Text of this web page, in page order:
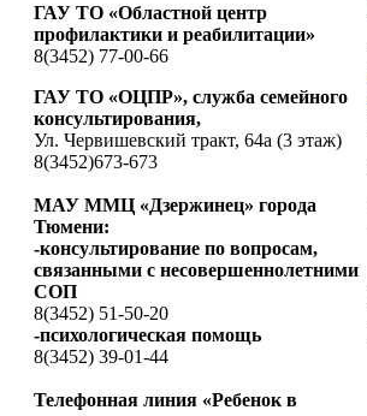
ГАУ ТО «Областной центр
профилактики и реабилитации»
8(3452) 77-00-66
ГАУ ТО «ОЦПР», служба семейного
консультирования,
Ул. Червишевский тракт, 64а (3 этаж)
8(3452)673-673
МАУ ММЦ «Дзержинец» города
Тюмени:
-консультирование по вопросам,
связанными с несовершеннолетними
СОП
8(3452) 51-50-20
-психологическая помощь
8(3452) 39-01-44
Телефонная линия «Ребенок в